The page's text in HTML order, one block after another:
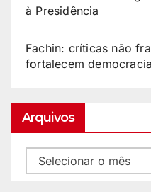
à Presidência
Fachin: críticas não
fortalecem democracia
Arquivos